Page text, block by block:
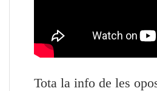
Tota la info de les